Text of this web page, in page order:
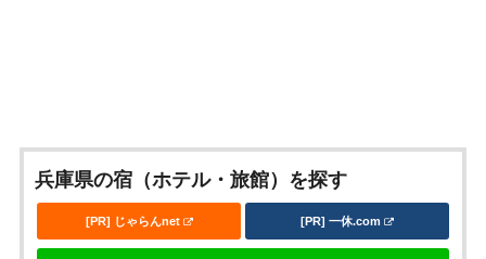
兵庫県の宿（ホテル・旅館）を探す
[PR] じゃらんnet [PR] 一休.com